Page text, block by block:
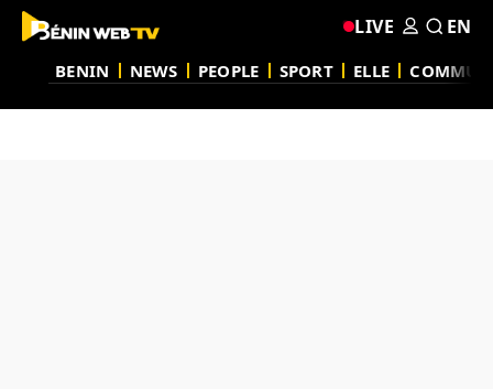
BENIN NEWS PEOPLE SPORT ELLE
LIVE EN